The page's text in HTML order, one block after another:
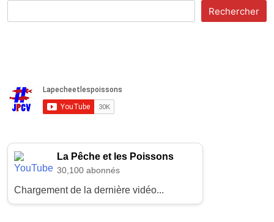
Rechercher
La Pêche et les Poissons
30,100 abonnés
Chargement de la dernière vidéo...